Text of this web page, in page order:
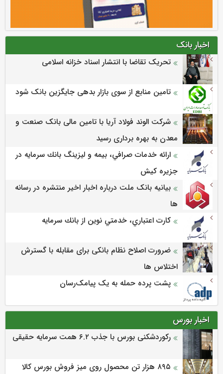
اخبار بانک
تحریک تقاضا با انتشار اسناد خزانه اسلامی
تامین منابع از سوی بازار بدهی جایگزین بانک شود
شرکت الوند فولاد آریا با تامین مالی بانک صنعت و
معدن به بهره برداری رسید
ارائه خدمات صرافي، بيمه و ليزينگ بانك سرمايه در
جزيره كيش
بیانیه بانک ملت درباره اخبار اخیر منتشره در رسانه
ها
كارت اعتباري، خدمتي نوين از بانك سرمايه
ضرورت اصلاح نظام بانکی برای مقابله با گسترش
اختلاس ها
پشت پرده حمله به یک پیامک‌رسان
اخبار بورس
رکوردشکنی بورس با جذب ۶.۲ همت سرمایه حقیقی
۸۹۵ هزار تن محصول روی میز فروش بورس کالا